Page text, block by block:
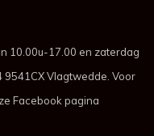
10.00u-17.00 en zaterdag
Vlagtwedde. Voor
Facebook pagina